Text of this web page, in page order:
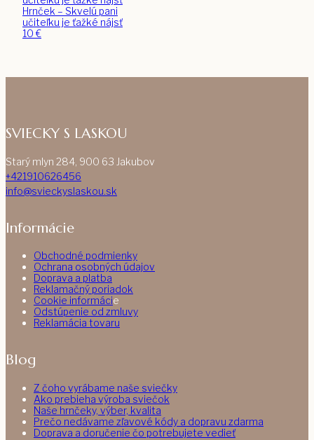
Hrnček – Skvelú pani
učiteľku je ťažké nájsť
10€
SVIECKY S LASKOU
Starý mlyn 284, 900 63 Jakubov
+421910626456
info@svieckyslaskou.sk
Informácie
Obchodné podmienky
Ochrana osobných údajov
Doprava a platba
Reklamačný poriadok
Cookie informácie
Odstúpenie od zmluvy
Reklamácia tovaru
Blog
Z čoho vyrábame naše sviečky
Ako prebieha výroba sviečok
Naše hrnčeky, výber, kvalita
Prečo nedávame zľavové kódy a dopravu zdarma
Doprava a doručenie čo potrebujete vedieť